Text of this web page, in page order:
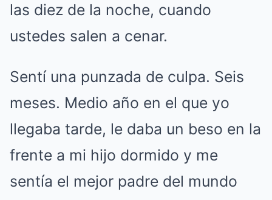
las diez de la noche, cuando
ustedes salen a cenar.
Sentí una punzada de culpa. Seis
meses. Medio año en el que yo
llegaba tarde, le daba un beso en la
frente a mi hijo dormido y me
sentía el mejor padre del mundo